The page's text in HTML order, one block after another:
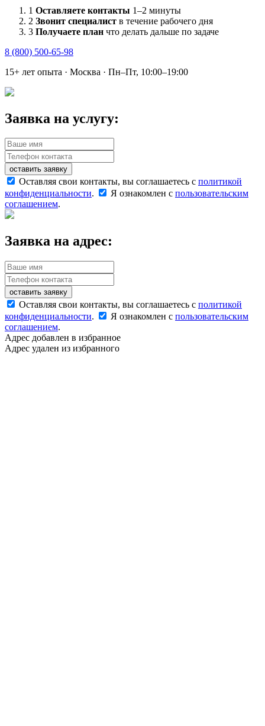
1 Оставляете контакты 1–2 минуты
2 Звонит специалист в течение рабочего дня
3 Получаете план что делать дальше по задаче
8 (800) 500-65-98
15+ лет опыта · Москва · Пн–Пт, 10:00–19:00
Заявка на услугу:
оставить заявку
Оставляя свои контакты, вы соглашаетесь с политикой
конфиденциальности. Я ознакомлен с пользовательским
соглашением.
Заявка на адрес:
оставить заявку
Оставляя свои контакты, вы соглашаетесь с политикой
конфиденциальности. Я ознакомлен с пользовательским
соглашением.
Адрес добавлен в избранное
Адрес удален из избранного